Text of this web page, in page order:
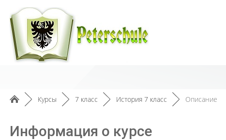
► Курсы ► 7 класс ► История 7 класс ► Описание
Информация о курсе